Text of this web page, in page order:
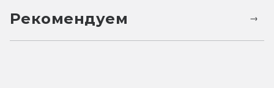
Рекомендуем